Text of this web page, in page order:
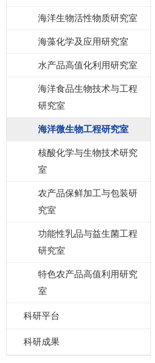
海洋生物活性物质研究室
海藻化学及应用研究室
水产品高值化利用研究室
海洋食品生物技术与工程
研究室
海洋微生物工程研究室
核酸化学与生物技术研究
室
农产品保鲜加工与包装研
究室
功能性乳品与益生菌工程
研究室
特色农产品高值利用研究
室
科研平台
科研成果